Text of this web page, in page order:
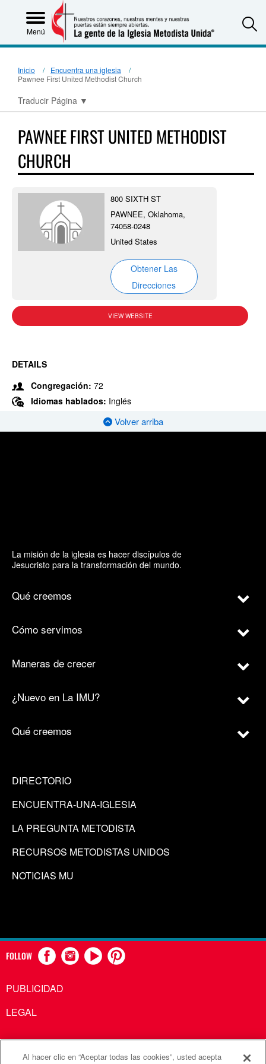
Menú
Inicio
Encuentra una iglesia
Pawnee First United Methodist Church
Traducir Página ▼
PAWNEE FIRST UNITED METHODIST
CHURCH
800 SIXTH ST
PAWNEE, Oklahoma,
74058-0248
United States
Obtener Las
Direcciones
VIEW WEBSITE
DETAILS
Congregación: 72
Idiomas hablados: Inglés
Volver arriba
La misión de la iglesia es hacer discípulos de
Jesucristo para la transformación del mundo.
Qué creemos
Cómo servimos
Maneras de crecer
¿Nuevo en La IMU?
Qué creemos
DIRECTORIO
ENCUENTRA-UNA-IGLESIA
LA PREGUNTA METODISTA
RECURSOS METODISTAS UNIDOS
NOTICIAS MU
FOLLOW
PUBLICIDAD
LEGAL
Al hacer clic en “Aceptar todas las cookies”, usted acepta